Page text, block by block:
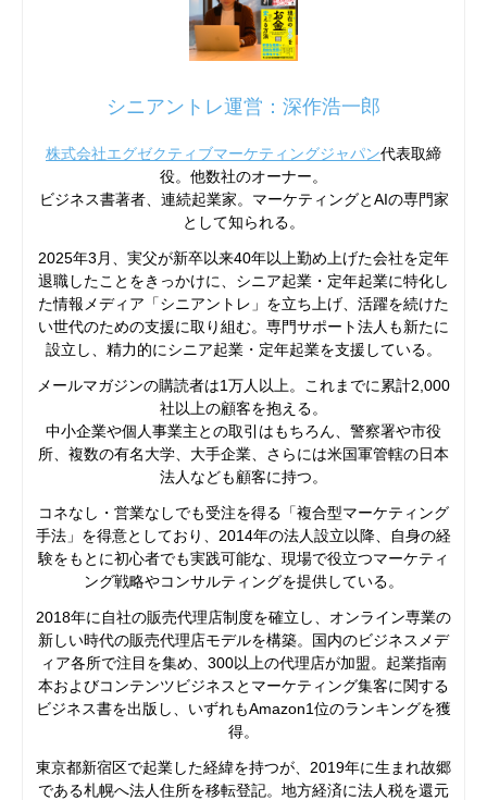
シニアントレ運営：深作浩一郎
株式会社エグゼクティブマーケティングジャパン代表取締
役。他数社のオーナー。
ビジネス書著者、連続起業家。マーケティングとAIの専門家
として知られる。
2025年3月、実父が新卒以来40年以上勤め上げた会社を定年
退職したことをきっかけに、シニア起業・定年起業に特化し
た情報メディア「シニアントレ」を立ち上げ、活躍を続けた
い世代のための支援に取り組む。専門サポート法人も新たに
設立し、精力的にシニア起業・定年起業を支援している。
メールマガジンの購読者は1万人以上。これまでに累計2,000
社以上の顧客を抱える。
中小企業や個人事業主との取引はもちろん、警察署や市役
所、複数の有名大学、大手企業、さらには米国軍管轄の日本
法人なども顧客に持つ。
コネなし・営業なしでも受注を得る「複合型マーケティング
手法」を得意としており、2014年の法人設立以降、自身の経
験をもとに初心者でも実践可能な、現場で役立つマーケティ
ング戦略やコンサルティングを提供している。
2018年に自社の販売代理店制度を確立し、オンライン専業の
新しい時代の販売代理店モデルを構築。国内のビジネスメデ
ィア各所で注目を集め、300以上の代理店が加盟。起業指南
本およびコンテンツビジネスとマーケティング集客に関する
ビジネス書を出版し、いずれもAmazon1位のランキングを獲
得。
東京都新宿区で起業した経緯を持つが、2019年に生まれ故郷
である札幌へ法人住所を移転登記。地方経済に法人税を還元